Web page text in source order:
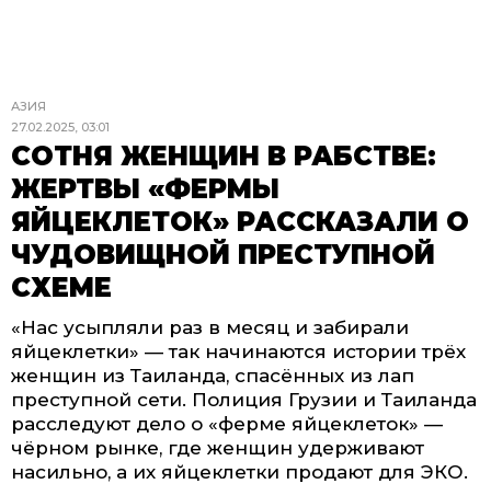
АЗИЯ
27.02.2025, 03:01
СОТНЯ ЖЕНЩИН В РАБСТВЕ:
ЖЕРТВЫ «ФЕРМЫ
ЯЙЦЕКЛЕТОК» РАССКАЗАЛИ О
ЧУДОВИЩНОЙ ПРЕСТУПНОЙ
СХЕМЕ
«Нас усыпляли раз в месяц и забирали
яйцеклетки» — так начинаются истории трёх
женщин из Таиланда, спасённых из лап
преступной сети. Полиция Грузии и Таиланда
расследуют дело о «ферме яйцеклеток» —
чёрном рынке, где женщин удерживают
насильно, а их яйцеклетки продают для ЭКО.